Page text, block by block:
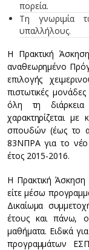
πορεία.
Τη γνωριμία
υπαλλήλους.
Η Πρακτική Άσκηση
αναθεωρημένο
επιλογής
πιστωτικές
όλη τη
χαρακτηρίζεται
σπουδών (έως το
83ΝΠΡΑ για το
έτος 2015-2016.
Η Πρακτική Άσκηση
είτε μέσω
Δικαίωμα
έτους και πάνω,
μαθήματα. Ειδικά
προγραμμάτων